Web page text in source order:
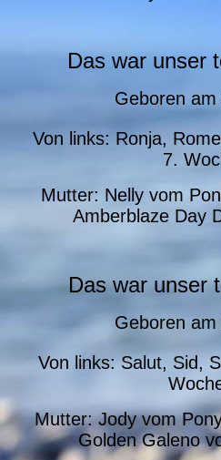
Das war unser
Geboren am
Von links: Ronja,
7.
Mutter: Nelly vom
Amberblaze Day
Das war unser
Geboren am
Von links: Salut, Sid,
Mutter: Jody vom
Golden Galeno